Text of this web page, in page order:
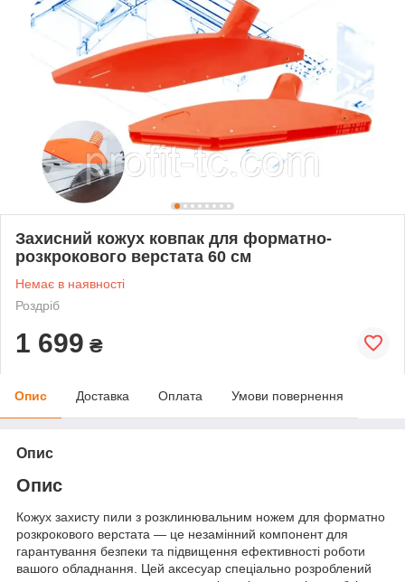
Захисний кожух ковпак для форматно-
розкрокового верстата 60 см
Немає в наявності
Роздріб
1 699 ₴
Опис Доставка Оплата Умови повернення
Опис
Опис
Кожух захисту пили з розклинювальним ножем для форматно
розкрокового верстата — це незамінний компонент для
гарантування безпеки та підвищення ефективності роботи
вашого обладнання. Цей аксесуар спеціально розроблений